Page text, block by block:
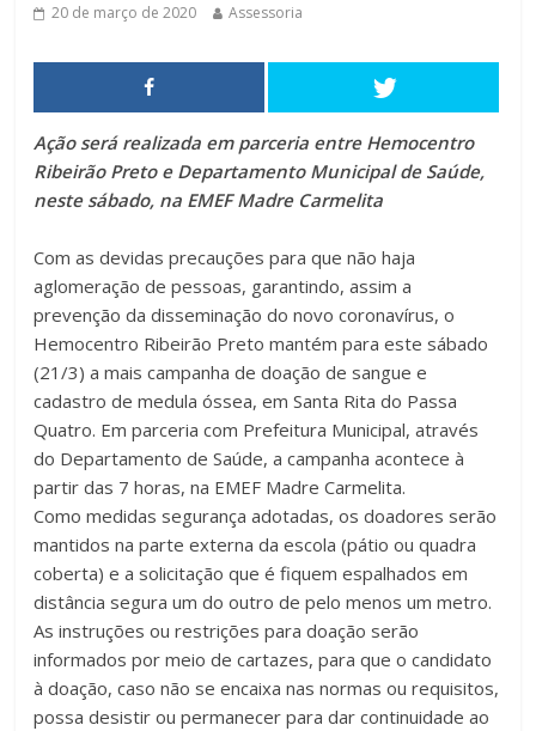
20 de março de 2020 Assessoria
Ação será realizada em parceria entre Hemocentro
Ribeirão Preto e Departamento Municipal de Saúde,
neste sábado, na EMEF Madre Carmelita
Com as devidas precauções para que não haja
aglomeração de pessoas, garantindo, assim a
prevenção da disseminação do novo coronavírus, o
Hemocentro Ribeirão Preto mantém para este sábado
(21/3) a mais campanha de doação de sangue e
cadastro de medula óssea, em Santa Rita do Passa
Quatro. Em parceria com Prefeitura Municipal, através
do Departamento de Saúde, a campanha acontece à
partir das 7 horas, na EMEF Madre Carmelita.
Como medidas segurança adotadas, os doadores serão
mantidos na parte externa da escola (pátio ou quadra
coberta) e a solicitação que é fiquem espalhados em
distância segura um do outro de pelo menos um metro.
As instruções ou restrições para doação serão
informados por meio de cartazes, para que o candidato
à doação, caso não se encaixa nas normas ou requisitos,
possa desistir ou permanecer para dar continuidade ao